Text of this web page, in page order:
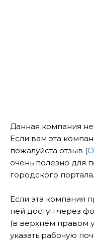
Данная компания
Если вам эта
пожалуйста отзыв (
очень полезно для
городского портала.
Если эта компания
ней доступ через
(в верхнем правом
указать рабочую